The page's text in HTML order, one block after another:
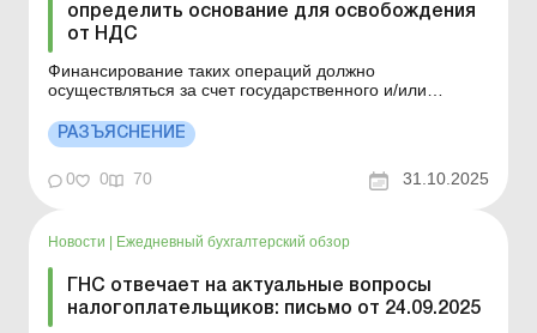
определить основание для освобождения
от НДС
Финансирование таких операций должно
осуществляться за счет государственного и/или
Госбюджете и/или в решении о местном бюджете на
соответствующий бюджетный период, и оплата за
такие операции должна поступать с соответствующего
счета, открытого в Госказн...
РАЗЪЯСНЕНИЕ
0 0 70 31.10.2025
Новости | Ежедневный бухгалтерский обзор
ГНС отвечает на актуальные вопросы
налогоплательщиков: письмо от 24.09.2025